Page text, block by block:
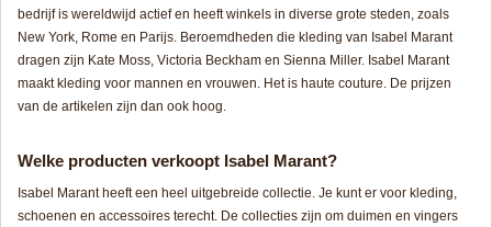
bedrijf is wereldwijd actief en heeft winkels in diverse grote steden, zoals
New York, Rome en Parijs. Beroemdheden die kleding van Isabel Marant
dragen zijn Kate Moss, Victoria Beckham en Sienna Miller. Isabel Marant
maakt kleding voor mannen en vrouwen. Het is haute couture. De prijzen
van de artikelen zijn dan ook hoog.
Welke producten verkoopt Isabel Marant?
Isabel Marant heeft een heel uitgebreide collectie. Je kunt er voor kleding,
schoenen en accessoires terecht. De collecties zijn om duimen en vingers